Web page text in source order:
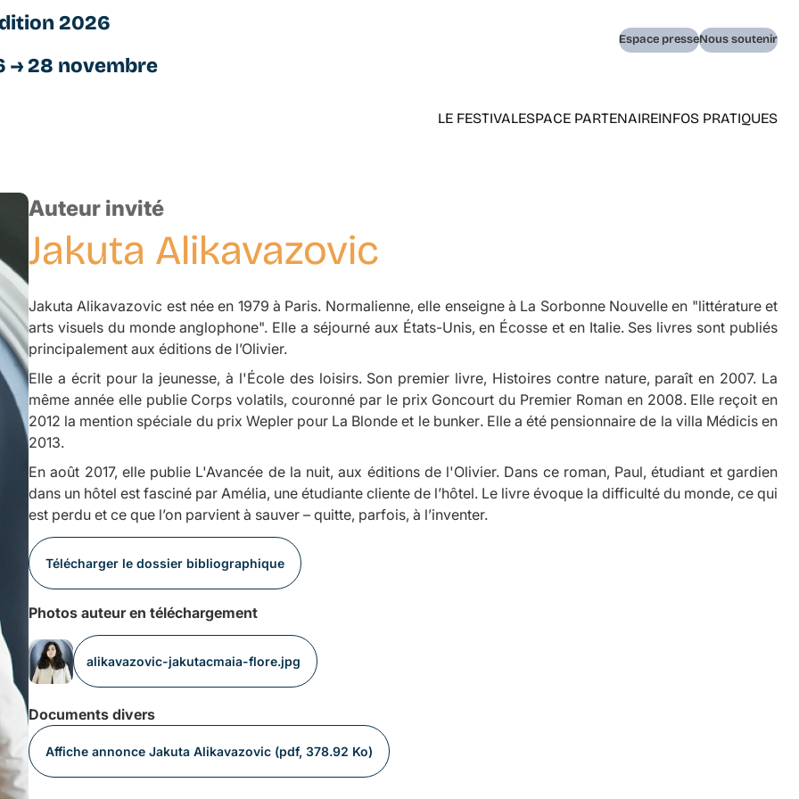
2026
→ 28 novembre
Navigation
LE FESTIVALESPACE PARTENAIREINFOS PRATIQUES
Navigation
Espace presseNous soutenir
Auteur invité
Jakuta Alikavazovic
Jakuta Alikavazovic est née en 1979 à Paris. Normalienne, elle enseigne à La Sorbonne Nouvelle en "littérature et
arts visuels du monde anglophone". Elle a séjourné aux États-Unis, en Écosse et en Italie. Ses livres sont publiés
principalement aux éditions de l’Olivier.
Elle a écrit pour la jeunesse, à l'École des loisirs. Son premier livre, Histoires contre nature, paraît en 2007. La
même année elle publie Corps volatils, couronné par le prix Goncourt du Premier Roman en 2008. Elle reçoit en
2012 la mention spéciale du prix Wepler pour La Blonde et le bunker. Elle a été pensionnaire de la villa Médicis en
2013.
En août 2017, elle publie L'Avancée de la nuit, aux éditions de l'Olivier. Dans ce roman, Paul, étudiant et gardien
dans un hôtel est fasciné par Amélia, une étudiante cliente de l’hôtel. Le livre évoque la difficulté du monde, ce qui
est perdu et ce que l’on parvient à sauver – quitte, parfois, à l’inventer.
Télécharger le dossier bibliographique
Photos auteur en téléchargement
alikavazovic-jakutacmaia-flore.jpg
Documents divers
Affiche annonce Jakuta Alikavazovic (pdf, 378.92 Ko)